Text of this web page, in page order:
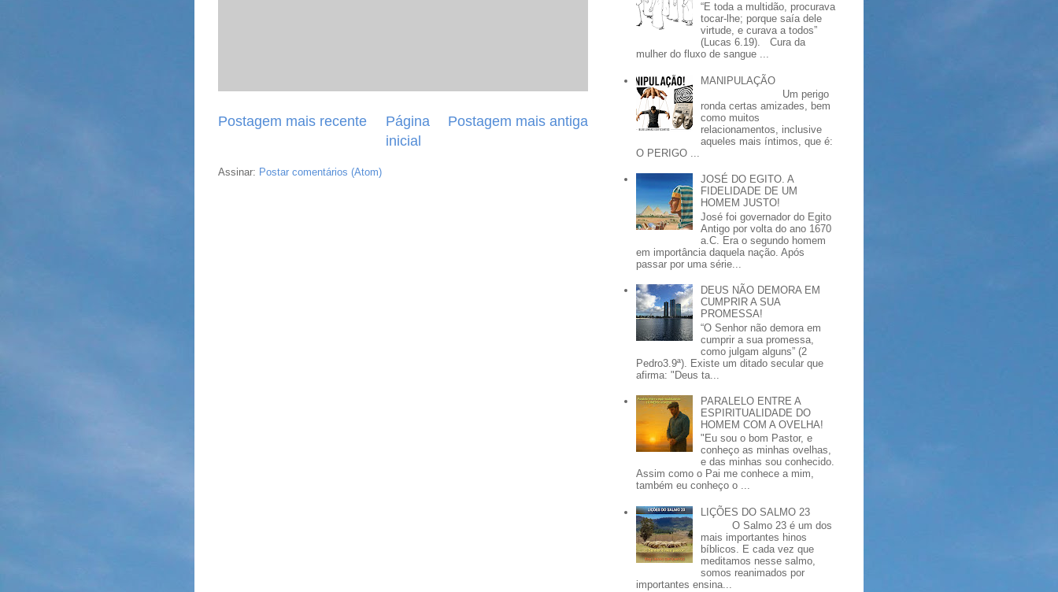
Postagem mais recente Postagem mais antiga
Página
inicial
Assinar: Postar comentários (Atom)
“E toda a multidão, procurava
tocar-lhe; porque saía dele
virtude, e curava a todos”
(Lucas 6.19). Cura da
mulher do fluxo de sangue ...
MANIPULAÇÃO
Um perigo
ronda certas amizades, bem
como muitos
relacionamentos, inclusive
aqueles mais íntimos, que é:
O PERIGO ...
JOSÉ DO EGITO. A
FIDELIDADE DE UM
HOMEM JUSTO!
José foi governador do Egito
Antigo por volta do ano 1670
a.C. Era o segundo homem
em importância daquela nação. Após
passar por uma série...
DEUS NÃO DEMORA EM
CUMPRIR A SUA
PROMESSA!
“O Senhor não demora em
cumprir a sua promessa,
como julgam alguns” (2
Pedro3.9ª). Existe um ditado secular que
afirma: "Deus ta...
PARALELO ENTRE A
ESPIRITUALIDADE DO
HOMEM COM A OVELHA!
"Eu sou o bom Pastor, e
conheço as minhas ovelhas,
e das minhas sou conhecido.
Assim como o Pai me conhece a mim,
também eu conheço o ...
LIÇÕES DO SALMO 23
O Salmo 23 é um dos
mais importantes hinos
bíblicos. E cada vez que
meditamos nesse salmo,
somos reanimados por
importantes ensina...